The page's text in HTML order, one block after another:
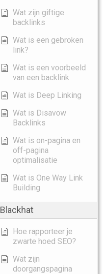
Wat zijn giftige
backlinks
Wat is een gebroken
link?
Wat is een voorbeeld
van een backlink
Wat is Deep Linking
Wat is Disavow
Backlinks
Wat is on-pagina en
off-pagina
optimalisatie
Wat is One Way Link
Building
Blackhat
Hoe rapporteer je
zwarte hoed SEO?
Wat zijn
doorgangspagina